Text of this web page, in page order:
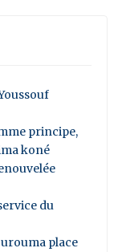
principe,
koné
du
place